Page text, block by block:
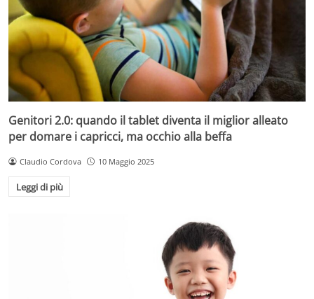
Genitori 2.0: quando il tablet diventa il miglior alleato
per domare i capricci, ma occhio alla beffa
Claudio Cordova 10 Maggio 2025
Leggi di più